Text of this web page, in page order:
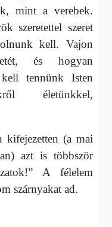
mint a verebek.
szeretettel szeret
kell. Vajon
és hogyan
tennünk Isten
életünkkel,
kifejezetten (a mai
azt is többször
A félelem
szárnyakat ad.